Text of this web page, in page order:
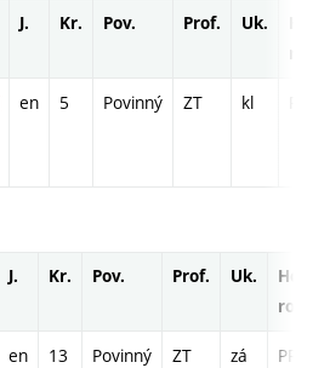
J. Kr. Pov. Prof. Uk.
en 5 Povinný ZT kl
J. Kr. Pov. Prof. Uk.
Hod.
en 13 Povinný ZT zá
PR -